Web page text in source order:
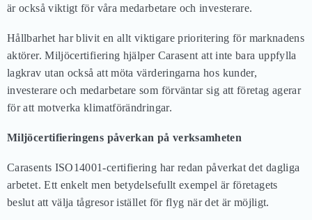
är också viktigt för våra medarbetare och investerare.
Hållbarhet har blivit en allt viktigare prioritering för marknadens
aktörer. Miljöcertifiering hjälper Carasent att inte bara uppfylla
lagkrav utan också att möta värderingarna hos kunder,
investerare och medarbetare som förväntar sig att företag agerar
för att motverka klimatförändringar.
Miljöcertifieringens påverkan på verksamheten
Carasents ISO14001-certifiering har redan påverkat det dagliga
arbetet. Ett enkelt men betydelsefullt exempel är företagets
beslut att välja tågresor istället för flyg när det är möjligt.